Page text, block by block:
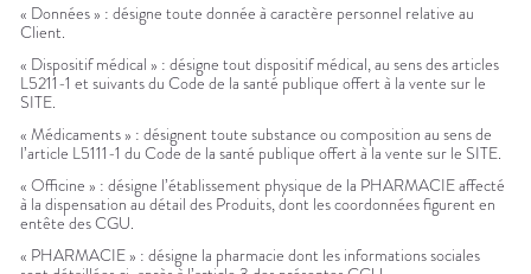
« Données » : désigne toute donnée à caractère personnel relative au
Client.
« Dispositif médical » : désigne tout dispositif médical, au sens des articles
L5211-1 et suivants du Code de la santé publique offert à la vente sur le
SITE.
« Médicaments » : désignent toute substance ou composition au sens de
l’article L5111-1 du Code de la santé publique offert à la vente sur le SITE.
« Officine » : désigne l’établissement physique de la PHARMACIE affecté
à la dispensation au détail des Produits, dont les coordonnées figurent en
entête des CGU.
« PHARMACIE » : désigne la pharmacie dont les informations sociales